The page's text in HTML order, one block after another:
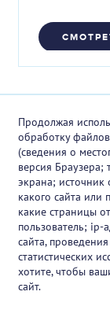
Продолжая
обработку
(сведения о
версия Браузера;
экрана; источник
какого сайта или
какие страницы
пользователь;
сайта,
статистических
хотите, чтобы
сайт.